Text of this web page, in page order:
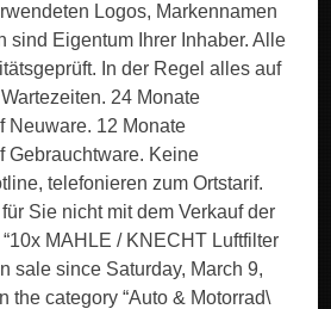
Logos, Markennamen
sind Eigentum Ihrer Inhaber. Alle
In der Regel alles auf
24 Monate
Neuware. 12 Monate
Gebrauchtware. Keine
telefonieren zum Ortstarif.
Sie nicht mit dem Verkauf der
MAHLE / KNECHT Luftfilter
sale since Saturday, March 9,
the category “Auto & Motorrad\